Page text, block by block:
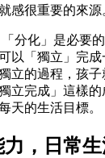
感很重要的來源
分化」是必要
以「獨立」完
立的過程，孩
立完成」這樣
天的生活目標。
，日常